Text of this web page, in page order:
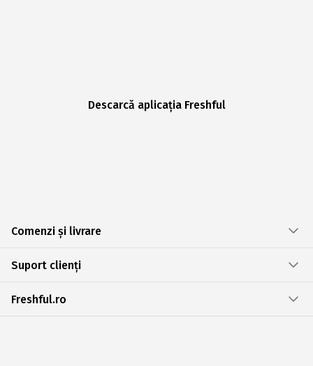
Descarcă aplicația Freshful
Comenzi și livrare
Suport clienți
Freshful.ro